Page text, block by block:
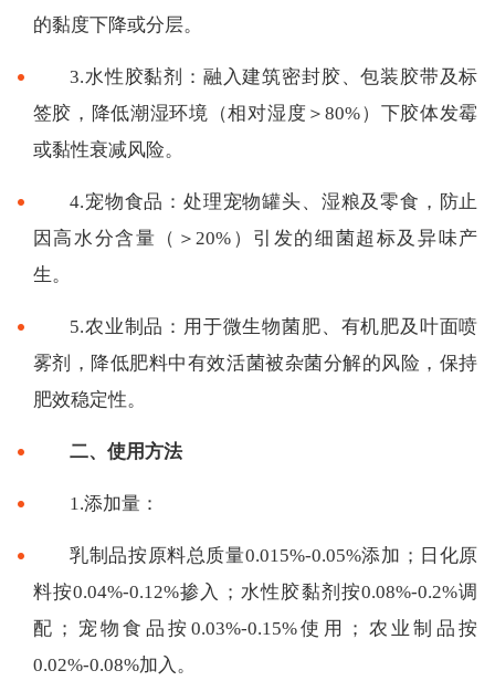
的黏度下降或分层。
3.水性胶黏剂：融入建筑密封胶、包装胶带及标
签胶，降低潮湿环境（相对湿度＞80%）下胶体发霉
或黏性衰减风险。
4.宠物食品：处理宠物罐头、湿粮及零食，防止
因高水分含量（＞20%）引发的细菌超标及异味产
生。
5.农业制品：用于微生物菌肥、有机肥及叶面喷
雾剂，降低肥料中有效活菌被杂菌分解的风险，保持
肥效稳定性。
二、使用方法
1.添加量：
乳制品按原料总质量0.015%-0.05%添加；日化原
料按0.04%-0.12%掺入；水性胶黏剂按0.08%-0.2%调
配；宠物食品按0.03%-0.15%使用；农业制品按
0.02%-0.08%加入。